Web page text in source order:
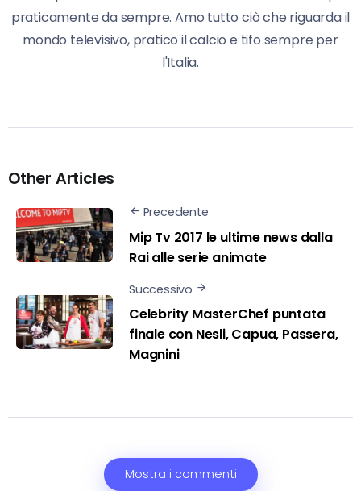
praticamente da sempre. Amo tutto ciò che riguarda il
mondo televisivo, pratico il calcio e tifo sempre per
l'Italia.
Other Articles
Precedente
Mip Tv 2017 le ultime news dalla
Rai alle serie animate
Successivo
Celebrity MasterChef puntata
finale con Nesli, Capua, Passera,
Magnini
Mostra i commenti